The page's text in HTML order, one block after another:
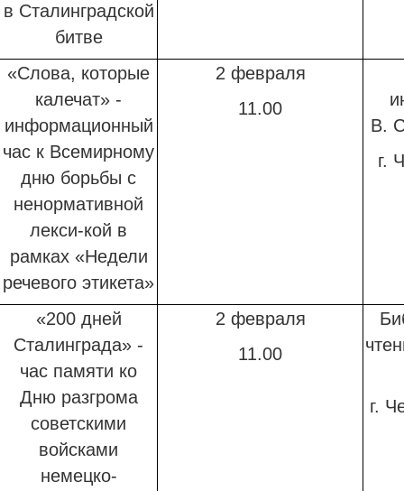
в Сталинградской
битве
«Слова, которые
калечат» -
информационный
час к Всемирному
дню борьбы с
ненормативной
лекси-кой в
рамках «Недели
речевого этикета»
2 февраля
11.00
В.
г.
«200 дней
Сталинграда» -
час памяти ко
Дню разгрома
советскими
войсками
немецко-
2 февраля
11.00
г.